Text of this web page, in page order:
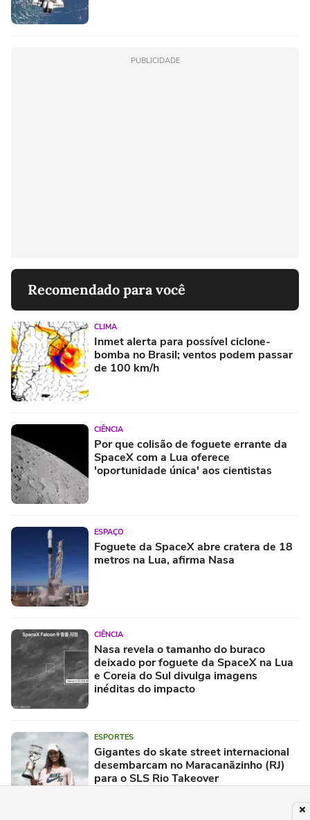
PUBLICIDADE
Recomendado para você
CLIMA
Inmet alerta para possível ciclone-
bomba no Brasil; ventos podem passar
de 100 km/h
CIÊNCIA
Por que colisão de foguete errante da
SpaceX com a Lua oferece
'oportunidade única' aos cientistas
ESPAÇO
Foguete da SpaceX abre cratera de 18
metros na Lua, afirma Nasa
CIÊNCIA
Nasa revela o tamanho do buraco
deixado por foguete da SpaceX na Lua
e Coreia do Sul divulga imagens
inéditas do impacto
ESPORTES
Gigantes do skate street internacional
desembarcam no Maracanãzinho (RJ)
para o SLS Rio Takeover